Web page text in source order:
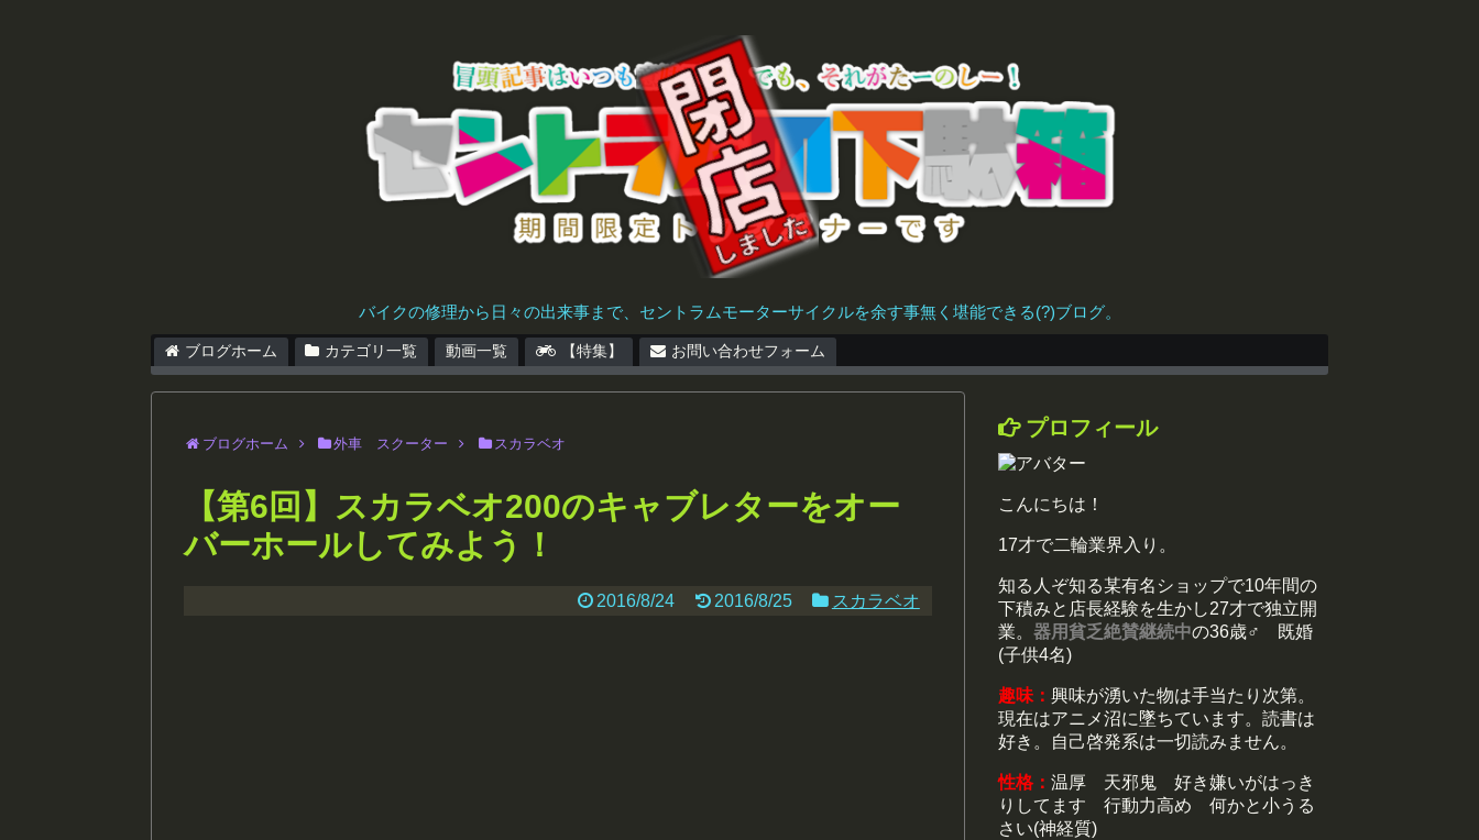
バイクの修理から日々の出来事まで、セントラムモーターサイクルを余す事無く堪能できる(?)ブログ。
ブログホーム カテゴリ一覧 動画一覧 【特集】 お問い合わせフォーム
ブログホーム 外車 スクーター スカラベオ
【第6回】スカラベオ200のキャブレターをオー
バーホールしてみよう！
2016/8/24 2016/8/25 スカラベオ
プロフィール
こんにちは！
17才で二輪業界入り。
知る人ぞ知る某有名ショップで10年間の
下積みと店長経験を生かし27才で独立開
業。 器用貧乏絶賛継続中の36歳♂ 既婚
(子供4名)
趣味： 興味が湧いた物は手当たり次第。
現在はアニメ沼に墜ちています。読書は
好き。自己啓発系は一切読みません。
性格： 温厚 天邪鬼 好き嫌いがはっき
りしてます 行動力高め 何かと小うる
さい(神経質)